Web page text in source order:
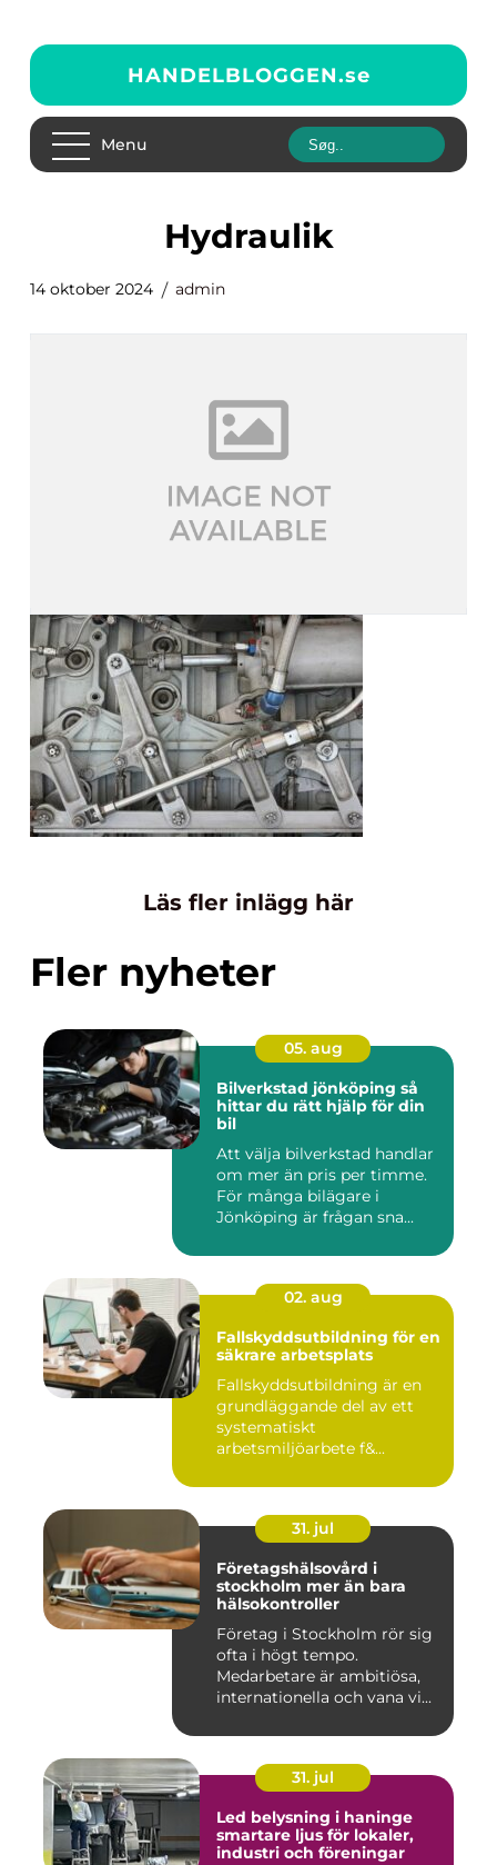
HANDELBLOGGEN.se
Menu
Hydraulik
14 oktober 2024 admin
Läs fler inlägg här
Fler nyheter
05. aug
Bilverkstad jönköping så
hittar du rätt hjälp för din
bil
Att välja bilverkstad handlar
om mer än pris per timme.
För många bilägare i
Jönköping är frågan sna...
02. aug
Fallskyddsutbildning för en
säkrare arbetsplats
Fallskyddsutbildning är en
grundläggande del av ett
systematiskt
arbetsmiljöarbete f&...
31. jul
Företagshälsovård i
stockholm mer än bara
hälsokontroller
Företag i Stockholm rör sig
ofta i högt tempo.
Medarbetare är ambitiösa,
internationella och vana vi...
31. jul
Led belysning i haninge
smartare ljus för lokaler,
industri och föreningar